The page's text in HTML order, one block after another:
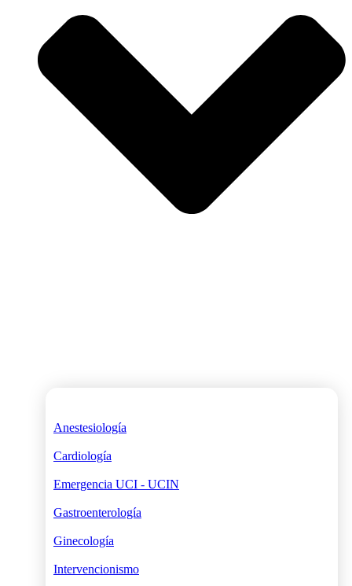
Anestesiología
Cardiología
Emergencia UCI - UCIN
Gastroenterología
Ginecología
Intervencionismo